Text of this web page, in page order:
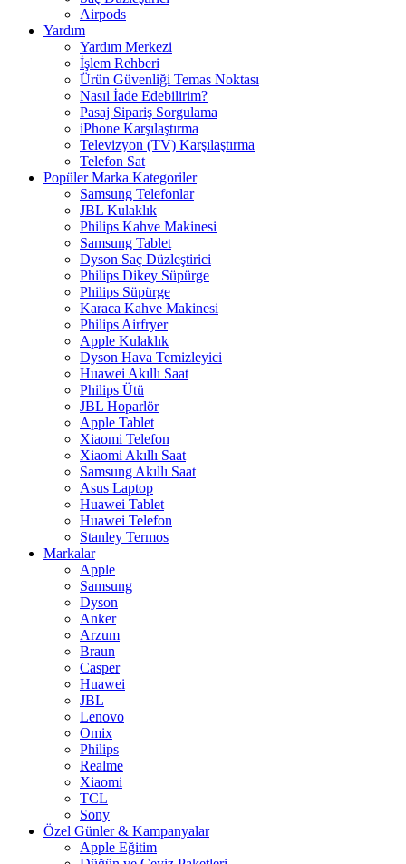
Airpods
Yardım
Yardım Merkezi
İşlem Rehberi
Ürün Güvenliği Temas Noktası
Nasıl İade Edebilirim?
Pasaj Sipariş Sorgulama
iPhone Karşılaştırma
Televizyon (TV) Karşılaştırma
Telefon Sat
Popüler Marka Kategoriler
Samsung Telefonlar
JBL Kulaklık
Philips Kahve Makinesi
Samsung Tablet
Dyson Saç Düzleştirici
Philips Dikey Süpürge
Philips Süpürge
Karaca Kahve Makinesi
Philips Airfryer
Apple Kulaklık
Dyson Hava Temizleyici
Huawei Akıllı Saat
Philips Ütü
JBL Hoparlör
Apple Tablet
Xiaomi Telefon
Xiaomi Akıllı Saat
Samsung Akıllı Saat
Asus Laptop
Huawei Tablet
Huawei Telefon
Stanley Termos
Markalar
Apple
Samsung
Dyson
Anker
Arzum
Braun
Casper
Huawei
JBL
Lenovo
Omix
Philips
Realme
Xiaomi
TCL
Sony
Özel Günler & Kampanyalar
Apple Eğitim